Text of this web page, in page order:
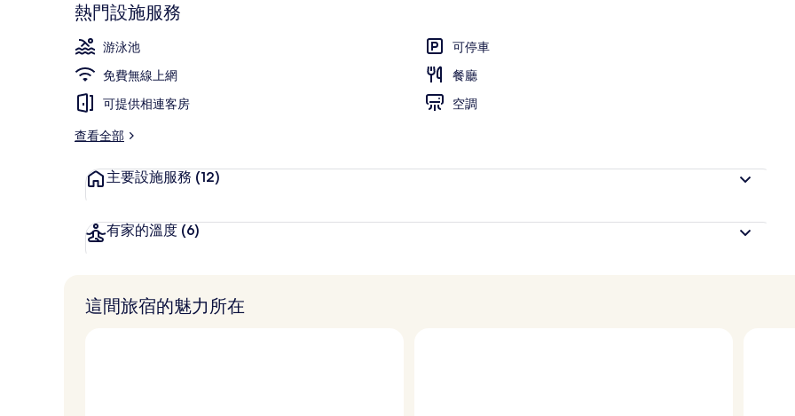
熱門設施服務
游泳池
可停車
免費無線上網
餐廳
可提供相連客房
空調
查看全部
主要設施服務 (12)
有家的溫度 (6)
這間旅宿的魅力所在